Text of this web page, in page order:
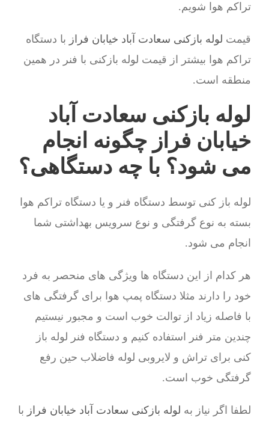
تراکم هوا شویم.
قیمت لوله بازکنی سعادت آباد خیابان فراز با دستگاه
تراکم هوا بیشتر از قیمت لوله بازکنی با فنر در همین
منطقه است.
لوله بازکنی سعادت آباد
خیابان فراز چگونه انجام
می شود؟ با چه دستگاهی؟
لوله باز کنی توسط دستگاه فنر و یا دستگاه تراکم هوا
بسته به نوع گرفتگی و نوع سرویس بهداشتی شما
انجام می شود.
هر کدام از این دستگاه ها ویژگی های منحصر به فرد
خود را دارند مثلا دستگاه پمپ هوا برای گرفتگی های
با فاصله زیاد از توالت خوب است و مجبور نیستیم
چندین متر فنر استفاده کنیم و دستگاه فنر لوله باز
کنی برای تراش و لایروبی لوله فاضلاب حین رفع
گرفتگی خوب است.
لطفا اگر نیاز به لوله بازکنی سعادت آباد خیابان فراز با